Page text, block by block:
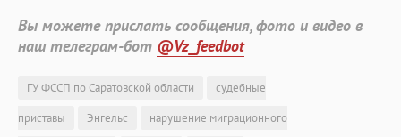
Вы можете прислать сообщения, фото и видео в
наш телеграм-бот @Vz_feedbot
ГУ ФССП по Саратовской области
судебные
приставы
Энгельс
нарушение миграционного